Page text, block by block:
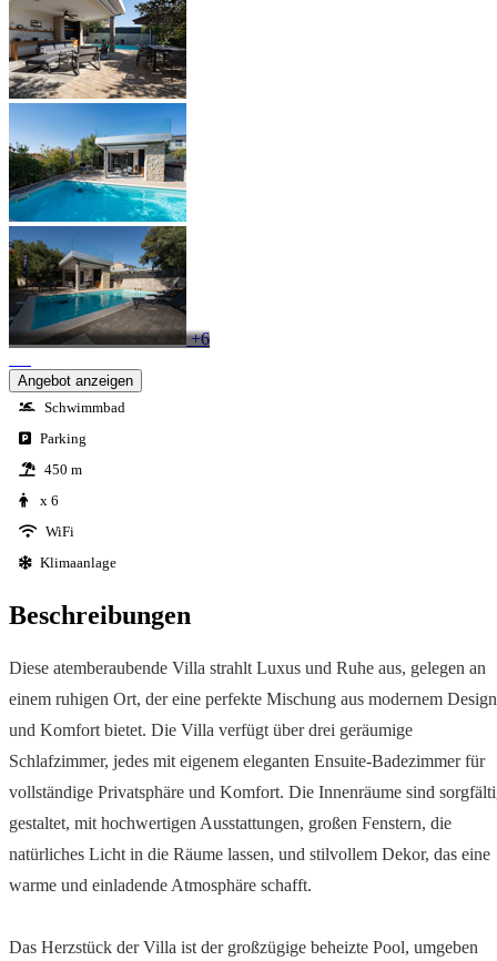
+6
Angebot anzeigen
Schwimmbad
Parking
450 m
x 6
WiFi
Klimaanlage
Beschreibungen
Diese atemberaubende Villa strahlt Luxus und Ruhe aus, gelegen an
einem ruhigen Ort, der eine perfekte Mischung aus modernem Design
und Komfort bietet. Die Villa verfügt über drei geräumige
Schlafzimmer, jedes mit eigenem eleganten Ensuite-Badezimmer für
vollständige Privatsphäre und Komfort. Die Innenräume sind
gestaltet, mit hochwertigen Ausstattungen, großen Fenstern, die
natürliches Licht in die Räume lassen, und stilvollem Dekor, das eine
warme und einladende Atmosphäre schafft.
Das Herzstück der Villa ist der großzügige beheizte Pool, umgeben